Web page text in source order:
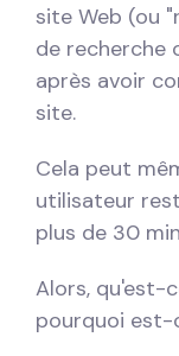
site Web (ou
de recherche
après avoir
site.
Cela peut
utilisateur
plus de 30
Alors, qu'est-
pourquoi est-